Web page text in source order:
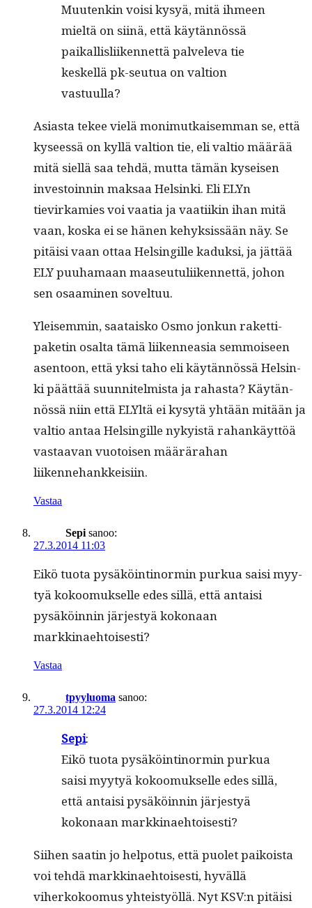
Muutenkin voisi kysyä, mitä ihmeen
mieltä on siinä, että käytän­nössä
paikallis­li­iken­net­tä palvel­e­va tie
keskel­lä pk-seu­tua on val­tion
vastuulla?
Asi­as­ta tekee vielä mon­imutkaisem­man se, että
kyseessä on kyl­lä val­tion tie, eli val­tio määrää
mitä siel­lä saa tehdä, mut­ta tämän kyseisen
investoin­nin mak­saa Helsin­ki. Eli ELYn
tievirkamies voi vaa­tia ja vaati­ikin ihan mitä
vaan, kos­ka ei se hänen kehyk­sis­sään näy. Se
pitäisi vaan ottaa Helsingille kaduk­si, ja jät­tää
ELY puuhamaan maaseu­tuli­iken­net­tä, johon
sen osaami­nen soveltuu.
Yleisem­min, saataisko Osmo jonkun raket­ti­
paketin osalta tämä liiken­nea­sia sem­moi­seen
asen­toon, että yksi taho eli käytän­nössä Helsin­
ki päät­tää suun­nitelmista ja rahas­ta? Käytän­
nössä niin että ELYltä ei kysytä yhtään mitään ja
val­tio antaa Helsingille nyky­istä rahankäyt­töä
vas­taa­van vuo­toisen määrära­han
liikennehankkeisiin.
Vastaa
Sepi sanoo:
27.3.2014 11:03
Eikö tuo­ta pysäköinti­normin purkua saisi myy­
tyä kokoomuk­selle edes sil­lä, että antaisi
pysäköin­nin järjestyä kokon­aan
markkinaehtoisesti?
Vastaa
tpyyluoma sanoo:
27.3.2014 12:24
Sepi:
Eikö tuo­ta pysäköinti­normin purkua
saisi myy­tyä kokoomuk­selle edes sil­lä,
että antaisi pysäköin­nin järjestyä
kokon­aan markkinaehtoisesti?
Siihen saatin jo helpo­tus, että puo­let paikoista
voi tehdä markki­nae­htois­es­ti, hyväl­lä
viherkokoomus yhteistyöl­lä. Nyt KSV:n pitäisi